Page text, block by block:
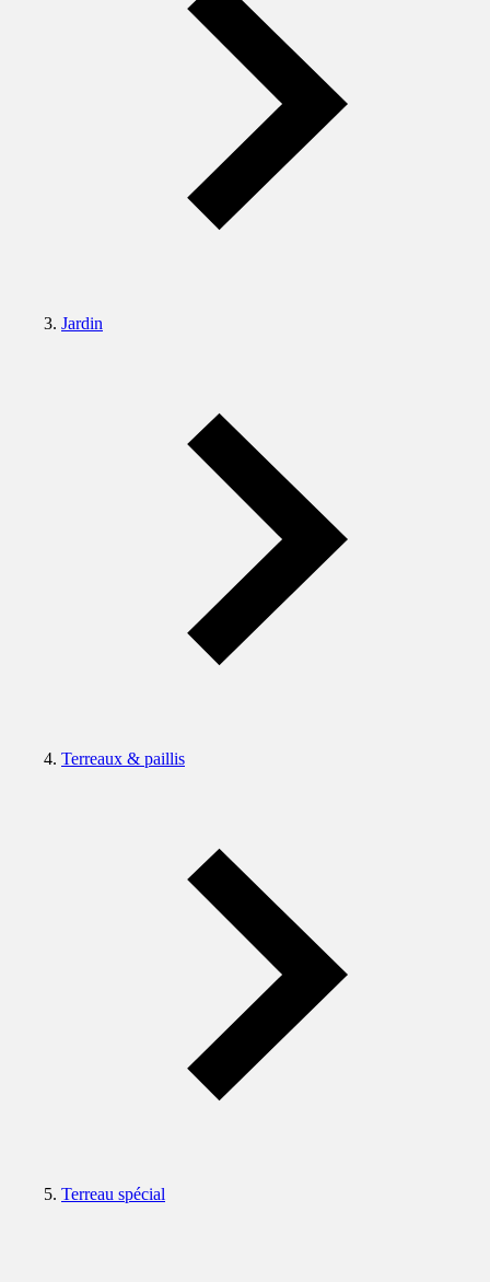
Jardin
Terreaux & paillis
Terreau spécial